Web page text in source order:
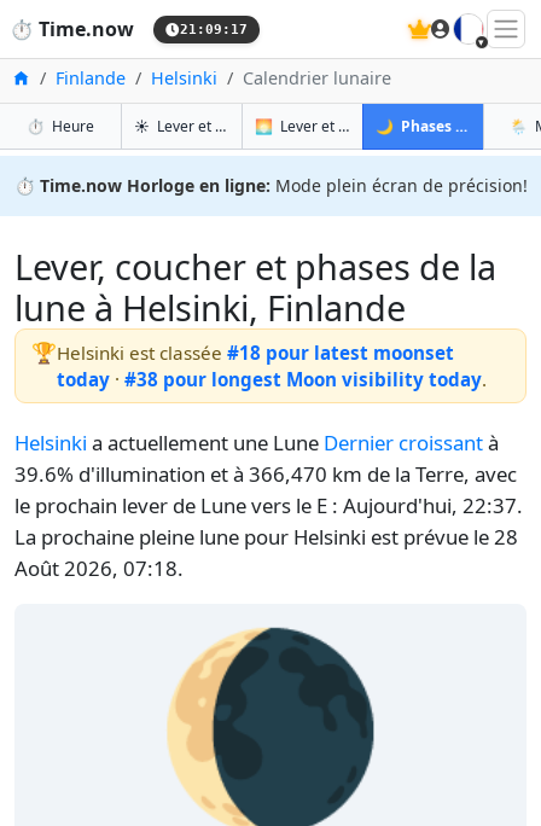
⏱️ Time.now 21:09:18 🇫🇷
Accueil
Finlande Helsinki Calendrier lunaire
⏱️ Heureà Helsinki
☀️ Lever et coucher du soleil à Helsinki
🌅 Lever et coucher du soleil demain à
🌙 Phases de la Lune 🌦️
⏱️ Time.now Horloge en ligne: Mode plein écran de précision!
Lever, coucher et phases de la
lune à Helsinki, Finlande
🏆Helsinki est classée #18 pour latest moonset
today · #38 pour longest Moon visibility today.
Helsinki a actuellement une Lune Dernier croissantà
39.6% d'illumination et à 366,470 km de la Terre, avec
le prochain lever de Lune vers le E : Aujourd'hui, 22:37.
La prochaine pleine lune pour Helsinki est prévue le 28
Août 2026, 07:18.
🌘